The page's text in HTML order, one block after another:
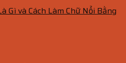
Gì và Cách Làm Chữ Nổi Bằng